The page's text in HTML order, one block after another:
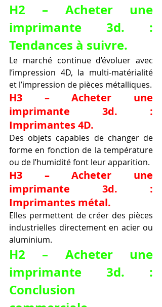
H2 – Acheter une
imprimante 3d. :
Tendances à suivre.
Le marché continue d’évoluer avec
l’impression 4D, la multi-matérialité
et l’impression de pièces métalliques.
H3 – Acheter une
imprimante 3d. :
Imprimantes 4D.
Des objets capables de changer de
forme en fonction de la température
ou de l’humidité font leur apparition.
H3 – Acheter une
imprimante 3d. :
Imprimantes métal.
Elles permettent de créer des pièces
industrielles directement en acier ou
aluminium.
H2 – Acheter une
imprimante 3d. :
Conclusion